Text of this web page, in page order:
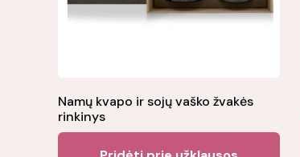
Namų kvapo ir sojų vaško žvakės
rinkinys